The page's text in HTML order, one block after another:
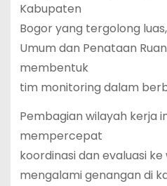
Kabupaten
Bogor yang tergolong
Umum dan Penataan
membentuk
tim monitoring dalam
Pembagian wilayah kerja
mempercepat
koordinasi dan evaluasi
mengalami genangan di